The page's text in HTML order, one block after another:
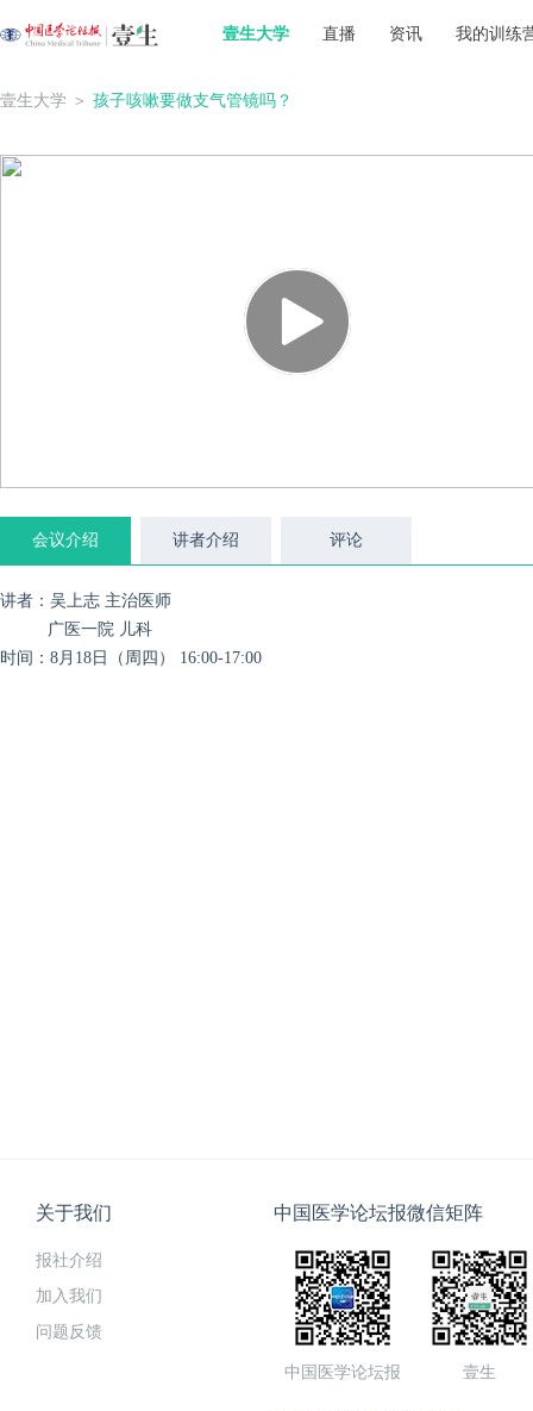
壹生大学 直播 资讯 我的训练
壹生大学 ＞ 孩子咳嗽要做支气管镜吗？
会议介绍 讲者介绍 评论
讲者：吴上志 主治医师
广医一院 儿科
时间：8月18日（周四） 16:00-17:00
关于我们
报社介绍
加入我们
问题反馈
中国医学论坛报微信矩阵
中国医学论坛报 壹生